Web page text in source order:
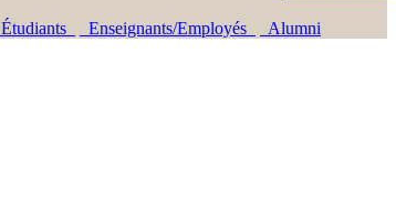
Étudiants Enseignants/Employés
Alumni